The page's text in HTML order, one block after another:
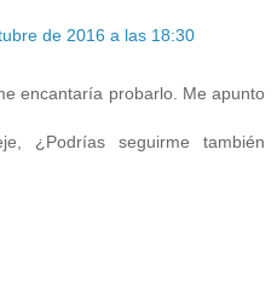
de 2016 a las 18:30
encantaría probarlo. Me apunto
¿Podrías seguirme también